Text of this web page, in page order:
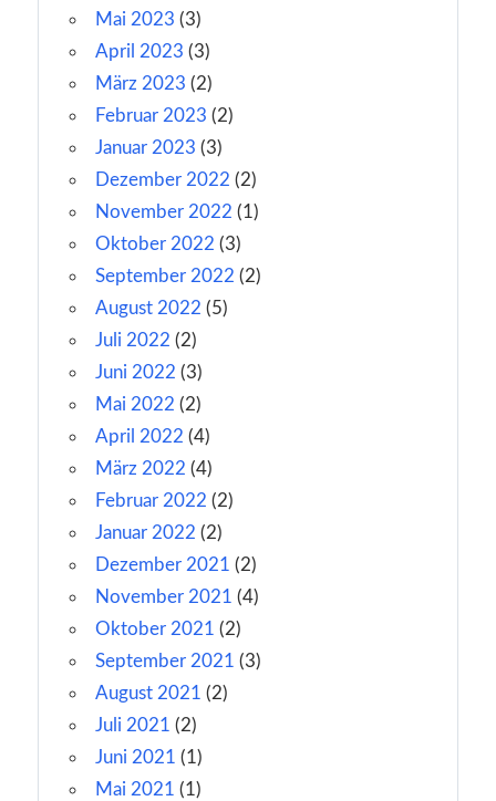
Mai 2023 (3)
April 2023 (3)
März 2023 (2)
Februar 2023 (2)
Januar 2023 (3)
Dezember 2022 (2)
November 2022 (1)
Oktober 2022 (3)
September 2022 (2)
August 2022 (5)
Juli 2022 (2)
Juni 2022 (3)
Mai 2022 (2)
April 2022 (4)
März 2022 (4)
Februar 2022 (2)
Januar 2022 (2)
Dezember 2021 (2)
November 2021 (4)
Oktober 2021 (2)
September 2021 (3)
August 2021 (2)
Juli 2021 (2)
Juni 2021 (1)
Mai 2021 (1)